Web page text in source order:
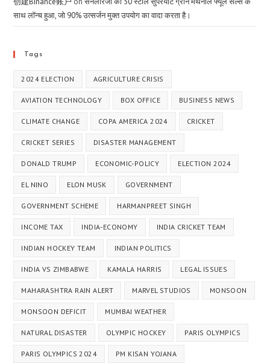
साथ लॉन्च हुआ, जो 90% उत्सर्जन मुक्त उपयोग का वादा करता है।
Tags
2024 ELECTION AGRICULTURE CRISIS
AVIATION TECHNOLOGY BOX OFFICE BUSINESS NEWS
CLIMATE CHANGE COPA AMERICA 2024 CRICKET
CRICKET SERIES DISASTER MANAGEMENT
DONALD TRUMP ECONOMIC-POLICY ELECTION 2024
EL NINO ELON MUSK GOVERNMENT
GOVERNMENT SCHEME HARMANPREET SINGH
INCOME TAX INDIA-ECONOMY INDIA CRICKET TEAM
INDIAN HOCKEY TEAM INDIAN POLITICS
INDIA VS ZIMBABWE KAMALA HARRIS LEGAL ISSUES
MAHARASHTRA RAIN ALERT MARVEL STUDIOS MONSOON
MONSOON DEFICIT MUMBAI WEATHER
NATURAL DISASTER OLYMPIC HOCKEY PARIS OLYMPICS
PARIS OLYMPICS 2024 PM KISAN YOJANA